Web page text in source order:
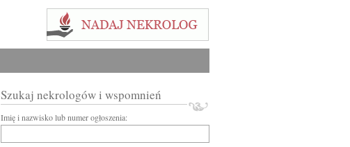
Szukaj nekrologów i wspomnień
Imię i nazwisko lub numer ogłoszenia: